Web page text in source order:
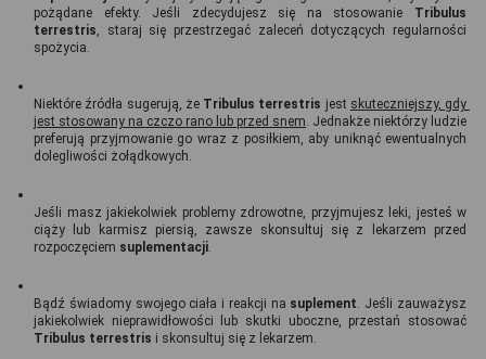
pożądane efekty. Jeśli zdecydujesz się na stosowanie Tribulus
terrestris, staraj się przestrzegać zaleceń dotyczących regularności
spożycia.
Niektóre źródła sugerują, że Tribulus terrestris jest skuteczniejszy, gdy
jest stosowany na czczo rano lub przed snem. Jednakże niektórzy ludzie
preferują przyjmowanie go wraz z posiłkiem, aby uniknąć ewentualnych
dolegliwości żołądkowych.
Jeśli masz jakiekolwiek problemy zdrowotne, przyjmujesz leki, jesteś w
ciąży lub karmisz piersią, zawsze skonsultuj się z lekarzem przed
rozpoczęciem suplementacji.
Bądź świadomy swojego ciała i reakcji na suplement. Jeśli zauważysz
Tribulus terrestris i skonsultuj się z lekarzem.